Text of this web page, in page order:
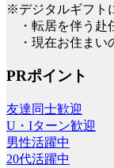
※デジタルギフト
・転居を伴う赴
・現在お住まい
PRポイント
友達同士歓迎
U・Iターン歓迎
男性活躍中
20代活躍中